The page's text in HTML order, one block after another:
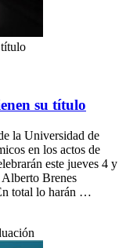
su título
la Universidad de
en los actos de
este jueves 4 y
Brenes
total lo harán …